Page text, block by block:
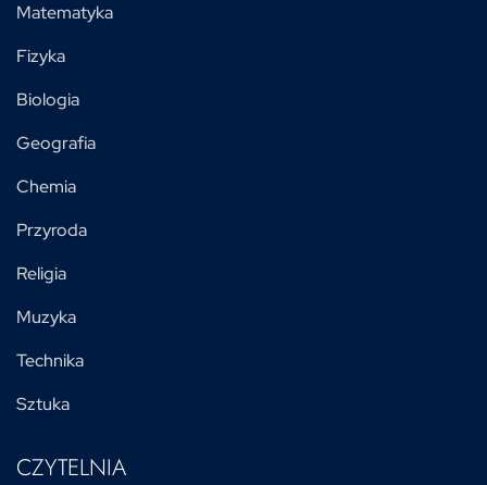
Matematyka
Fizyka
Biologia
Geografia
Chemia
Przyroda
Religia
Muzyka
Technika
Sztuka
CZYTELNIA